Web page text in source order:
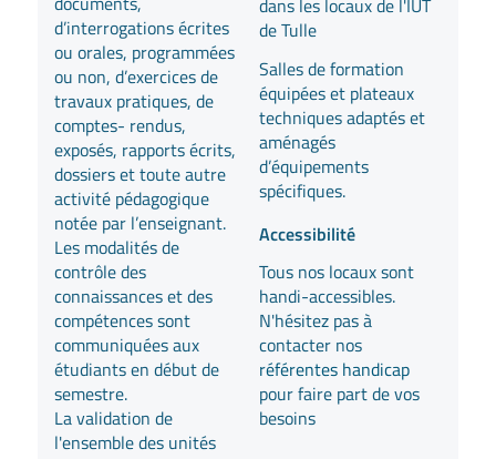
d’interrogations écrites
ou orales, programmées
ou non, d’exercices de
travaux pratiques, de
comptes- rendus,
exposés, rapports écrits,
dossiers et toute autre
activité pédagogique
notée par l’enseignant.
Les modalités de
contrôle des
connaissances et des
compétences sont
communiquées aux
étudiants en début de
semestre.
La validation de
l'ensemble des unités
de Tulle
Salles de formation
équipées et plateaux
techniques adaptés et
aménagés
d’équipements
spécifiques.
Accessibilité
Tous nos locaux sont
handi-accessibles.
N'hésitez pas à
contacter nos
référentes handicap
pour faire part de vos
besoins